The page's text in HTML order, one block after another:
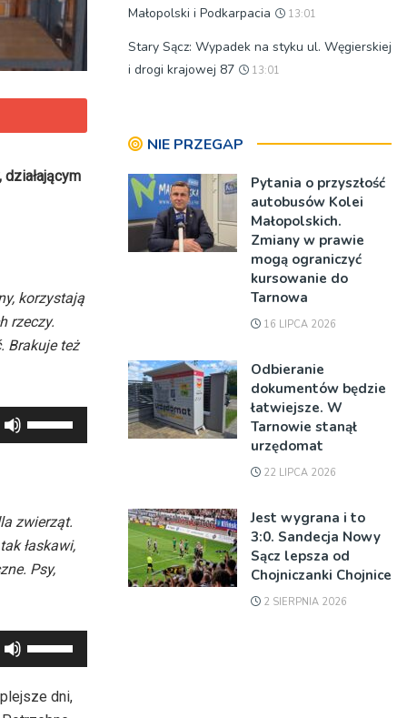
korzystają
rzeczy.
Brakuje też
strzałek
aby
lub
zmniejszyć
zwierząt.
łaskawi,
Psy,
strzałek
góry
dni,
Małopolski i Podkarpacia
13:01
Stary Sącz: Wypadek na styku ul. Węgierskiej
i drogi krajowej 87
13:01
NIE PRZEGAP
Pytania o przyszłość
autobusów Kolei
Małopolskich.
Zmiany w prawie
mogą ograniczyć
kursowanie do
Tarnowa
16 LIPCA 2026
Odbieranie
dokumentów będzie
łatwiejsze. W
Tarnowie stanął
urzędomat
22 LIPCA 2026
Jest wygrana i to
3:0. Sandecja Nowy
Sącz lepsza od
Chojniczanki Chojnice
2 SIERPNIA 2026